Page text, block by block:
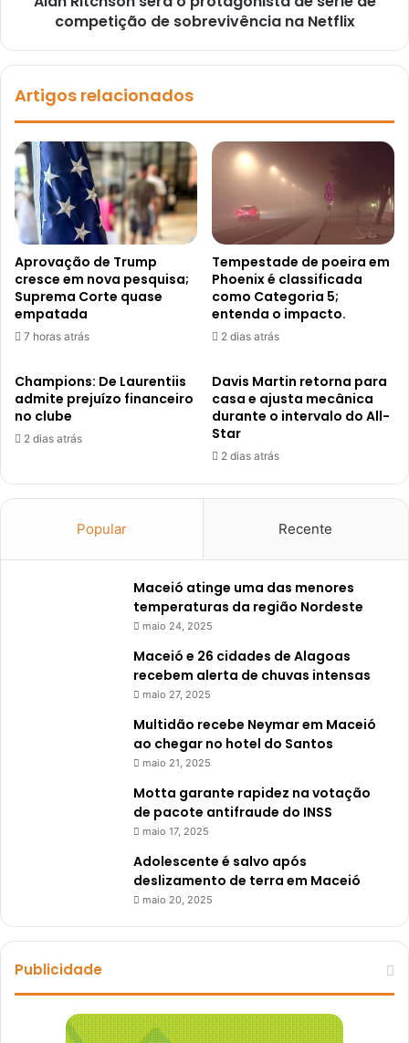
competição de sobrevivência na Netflix
Artigos relacionados
Aprovação de Trump
cresce em nova pesquisa;
Suprema Corte quase
empatada
7 horas atrás
Tempestade de poeira em
Phoenix é classificada
como Categoria 5;
entenda o impacto.
2 dias atrás
Champions: De Laurentiis
admite prejuízo financeiro
no clube
2 dias atrás
Davis Martin retorna para
casa e ajusta mecânica
durante o intervalo do All-
Star
2 dias atrás
Popular Recente
Maceió atinge uma das menores
temperaturas da região Nordeste
maio 24, 2025
Maceió e 26 cidades de Alagoas
recebem alerta de chuvas intensas
maio 27, 2025
Multidão recebe Neymar em Maceió
ao chegar no hotel do Santos
maio 21, 2025
Motta garante rapidez na votação
de pacote antifraude do INSS
maio 17, 2025
Adolescente é salvo após
deslizamento de terra em Maceió
maio 20, 2025
Publicidade